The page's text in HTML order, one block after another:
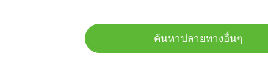
ค้นหาปลายทางอื่นๆ